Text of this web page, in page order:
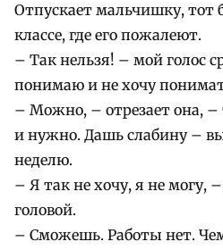
Отпускает мальчишку, тот
классе, где его пожалеют.
– Так нельзя! – мой голос
понимаю и не хочу
– Можно, – отрезает она,
и нужно. Дашь слабину –
неделю.
– Я так не хочу, я не
головой.
– Сможешь. Работы нет.